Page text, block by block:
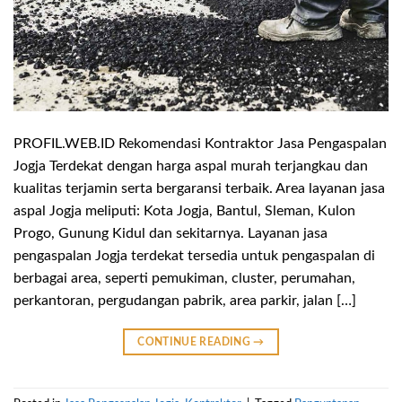
PROFIL.WEB.ID Rekomendasi Kontraktor Jasa Pengaspalan
Jogja Terdekat dengan harga aspal murah terjangkau dan
kualitas terjamin serta bergaransi terbaik. Area layanan jasa
aspal Jogja meliputi: Kota Jogja, Bantul, Sleman, Kulon
Progo, Gunung Kidul dan sekitarnya. Layanan jasa
pengaspalan Jogja terdekat tersedia untuk pengaspalan di
berbagai area, seperti pemukiman, cluster, perumahan,
perkantoran, pergudangan pabrik, area parkir, jalan […]
CONTINUE READING→